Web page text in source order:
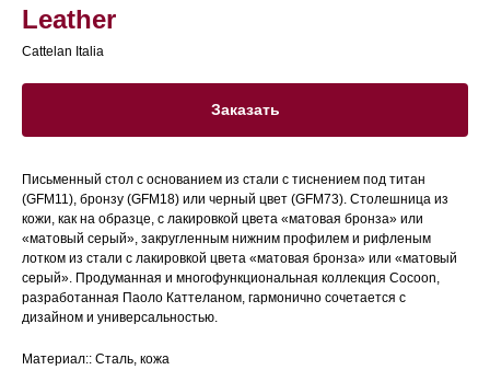
Leather
Cattelan Italia
Заказать
Письменный стол с основанием из стали с тиснением под титан
(GFM11), бронзу (GFM18) или черный цвет (GFM73). Столешница из
кожи, как на образце, с лакировкой цвета «матовая бронза» или
«матовый серый», закругленным нижним профилем и рифленым
лотком из стали с лакировкой цвета «матовая бронза» или «матовый
серый». Продуманная и многофункциональная коллекция Cocoon,
разработанная Паоло Каттеланом, гармонично сочетается с
дизайном и универсальностью.
Материал:: Сталь, кожа